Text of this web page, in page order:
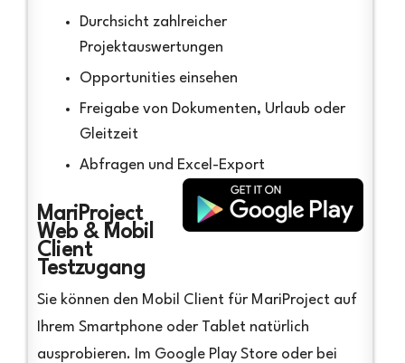
Durchsicht zahlreicher
Projektauswertungen
Opportunities einsehen
Freigabe von Dokumenten, Urlaub oder
Gleitzeit
Abfragen und Excel-Export
MariProject
Web & Mobil
Client
Testzugang
Sie können den Mobil Client für MariProject auf
Ihrem Smartphone oder Tablet natürlich
ausprobieren. Im Google Play Store oder bei